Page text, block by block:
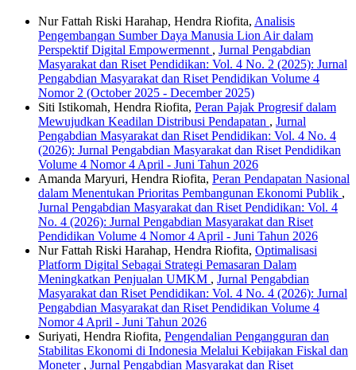
Nur Fattah Riski Harahap, Hendra Riofita, Analisis
Pengembangan Sumber Daya Manusia Lion Air dalam
Perspektif Digital Empowermennt , Jurnal Pengabdian
Masyarakat dan Riset Pendidikan: Vol. 4 No. 2 (2025): Jurnal
Pengabdian Masyarakat dan Riset Pendidikan Volume 4
Nomor 2 (October 2025 - December 2025)
Siti Istikomah, Hendra Riofita, Peran Pajak Progresif dalam
Mewujudkan Keadilan Distribusi Pendapatan , Jurnal
Pengabdian Masyarakat dan Riset Pendidikan: Vol. 4 No. 4
(2026): Jurnal Pengabdian Masyarakat dan Riset Pendidikan
Volume 4 Nomor 4 April - Juni Tahun 2026
Amanda Maryuri, Hendra Riofita, Peran Pendapatan Nasional
dalam Menentukan Prioritas Pembangunan Ekonomi Publik ,
Jurnal Pengabdian Masyarakat dan Riset Pendidikan: Vol. 4
No. 4 (2026): Jurnal Pengabdian Masyarakat dan Riset
Pendidikan Volume 4 Nomor 4 April - Juni Tahun 2026
Nur Fattah Riski Harahap, Hendra Riofita, Optimalisasi
Platform Digital Sebagai Strategi Pemasaran Dalam
Meningkatkan Penjualan UMKM , Jurnal Pengabdian
Masyarakat dan Riset Pendidikan: Vol. 4 No. 4 (2026): Jurnal
Pengabdian Masyarakat dan Riset Pendidikan Volume 4
Nomor 4 April - Juni Tahun 2026
Suriyati, Hendra Riofita, Pengendalian Pengangguran dan
Stabilitas Ekonomi di Indonesia Melalui Kebijakan Fiskal dan
Moneter , Jurnal Pengabdian Masyarakat dan Riset